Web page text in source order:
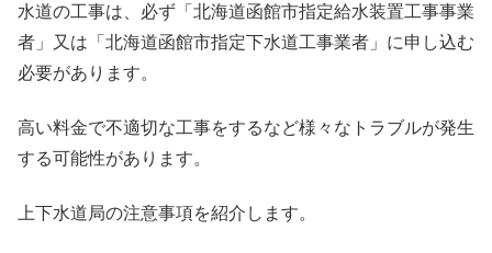
水道の工事は、必ず「北海道函館市指定給水装置工事事業
者」又は「北海道函館市指定下水道工事業者」に申し込む
必要があります。
高い料金で不適切な工事をするなど様々なトラブルが発生
する可能性があります。
上下水道局の注意事項を紹介します。